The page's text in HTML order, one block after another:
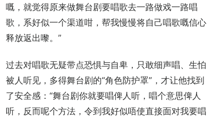
嘅，就觉得原来做舞台剧要唱歌去一路做戏一路唱
歌，系好似一个渠道咁，帮我慢慢将自己唱歌嘅信心
释放返出嚟。”
过去对唱歌无疑带点恐惧与自卑，只敢细声唱、生怕
被人听见，多得舞台剧的“角色防护罩”，才让他找到
了安全感：“舞台剧你就要唱俾人听，唱个意思俾人
听，反而呢个方法，令到我好似唔使直接面对我要唱